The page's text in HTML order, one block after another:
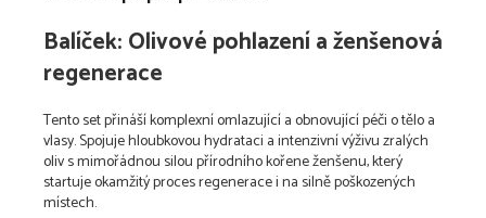
Balíček: Olivové pohlazení a ženšenová
regenerace
Tento set přináší komplexní omlazující a obnovující péči o tělo a
vlasy. Spojuje hloubkovou hydrataci a intenzivní výživu zralých
oliv s mimořádnou silou přírodního kořene ženšenu, který
startuje okamžitý proces regenerace i na silně poškozených
místech.